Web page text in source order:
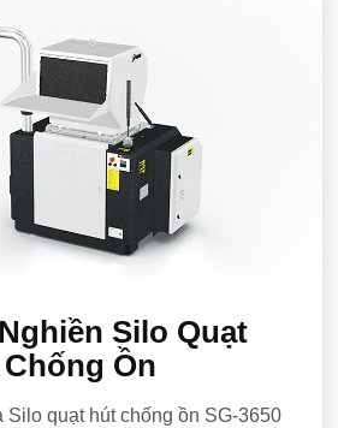
Silo Quạt
Ồn
Silo quạt hút chống ồn SG-3650